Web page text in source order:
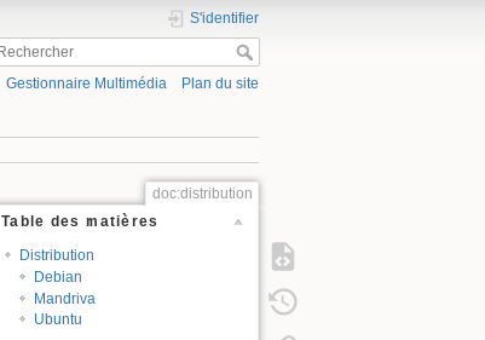
S'identifier
Gestionnaire Multimédia Plan du site
doc:distribution
Table des matières
Distribution
Debian
Mandriva
Ubuntu